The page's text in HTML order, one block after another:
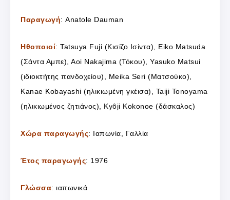
Παραγωγή: Anatole Dauman
Ηθοποιοί: Tatsuya Fuji (Κισίζο Ισίντα), Eiko Matsuda
(Σάντα Αμπε), Aoi Nakajima (Τόκου), Yasuko Matsui
(ιδιοκτήτης πανδοχείου), Meika Seri (Ματσούκο),
Kanae Kobayashi (ηλικιωμένη γκέισα), Taiji Tonoyama
(ηλικιωμένος ζητιάνος), Kyôji Kokonoe (δάσκαλος)
Χώρα παραγωγής: Ιαπωνία, Γαλλία
Έτος παραγωγής: 1976
Γλώσσα: ιαπωνικά